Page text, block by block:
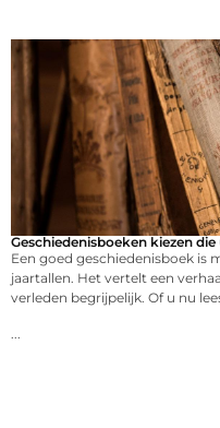
Geschiedenisboeken kiezen
Een goed geschiedenisboek is
jaartallen. Het vertelt een
verleden begrijpelijk. Of u nu